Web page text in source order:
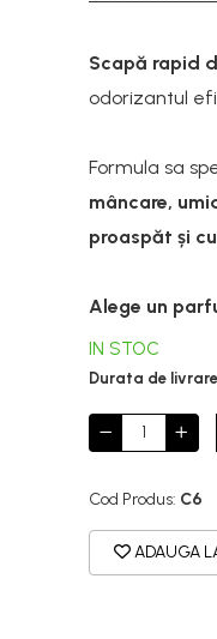
Scapă rapid
odorizantul
Formula sa
mâncare,
proaspăt și
Alege un
IN STOC
Durata de
Cod Produs: C6
ADAUGA